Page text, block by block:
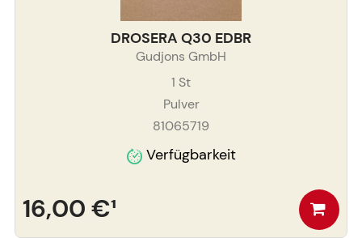
DROSERA Q30 EDBR
Gudjons GmbH
1 St
Pulver
81065719
Verfügbarkeit
16,00 €¹